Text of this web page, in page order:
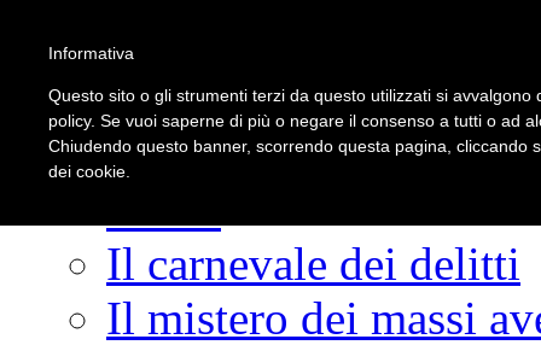
LOGIN | REGISTER
Il carnevale dei delitti
Il mistero dei massi
Informativa
Questo sito o gli strumenti terzi da questo utilizzati si
policy. Se vuoi saperne di più o negare il consenso a tutti o ad
Chiudendo questo banner, scorrendo questa pagina, cliccando
dei cookie.